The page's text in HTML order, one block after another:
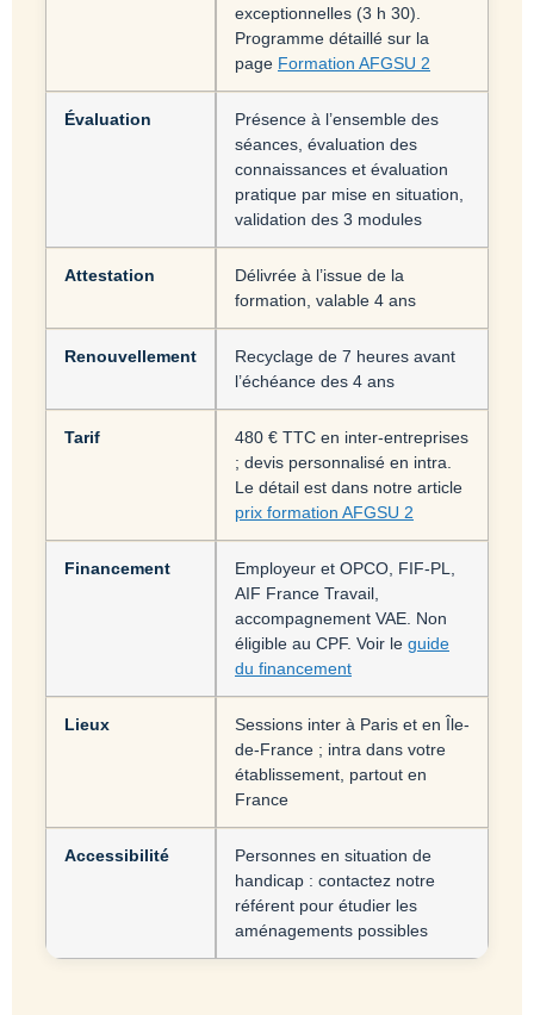
exceptionnelles (3 h 30).
Programme détaillé sur la
page Formation AFGSU 2
Évaluation
Présence à l’ensemble des
séances, évaluation des
connaissances et évaluation
pratique par mise en situation,
validation des 3 modules
Attestation
Délivrée à l’issue de la
formation, valable 4 ans
Renouvellement
Recyclage de 7 heures avant
l’échéance des 4 ans
Tarif
480 € TTC en inter-entreprises
; devis personnalisé en intra.
Le détail est dans notre article
prix formation AFGSU 2
Financement
Employeur et OPCO, FIF-PL,
AIF France Travail,
accompagnement VAE. Non
éligible au CPF. Voir le guide
du financement
Lieux
Sessions inter à Paris et en Île-
de-France ; intra dans votre
établissement, partout en
France
Accessibilité
Personnes en situation de
handicap : contactez notre
référent pour étudier les
aménagements possibles